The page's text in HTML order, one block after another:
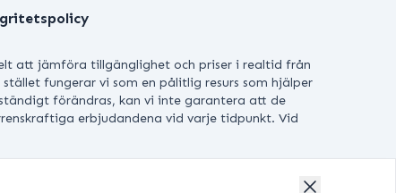
att jämföra tillgänglighet och priser i realtid från
fungerar vi som en pålitlig resurs som hjälper
förändras, kan vi inte garantera att de
erbjudandena vid varje tidpunkt. Vid